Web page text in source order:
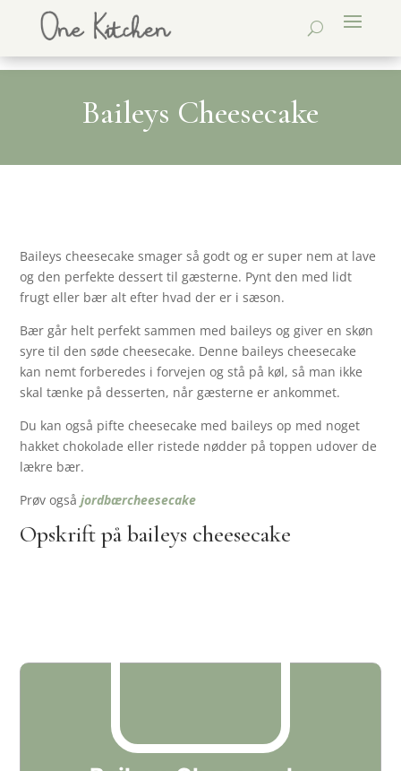
Baileys Cheesecake
Baileys cheesecake smager så godt og er super nem at lave
og den perfekte dessert til gæsterne. Pynt den med lidt
frugt eller bær alt efter hvad der er i sæson.
Bær går helt perfekt sammen med baileys og giver en skøn
syre til den søde cheesecake. Denne baileys cheesecake
kan nemt forberedes i forvejen og stå på køl, så man ikke
skal tænke på desserten, når gæsterne er ankommet.
Du kan også pifte cheesecake med baileys op med noget
hakket chokolade eller ristede nødder på toppen udover de
lækre bær.
Prøv også jordbærcheesecake
Opskrift på baileys cheesecake